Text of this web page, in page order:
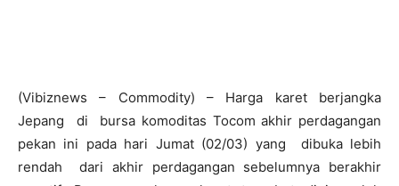
(Vibiznews – Commodity) – Harga karet berjangka
Jepang di bursa komoditas Tocom akhir perdagangan
pekan ini pada hari Jumat (02/03) yang dibuka lebih
rendah dari akhir perdagangan sebelumnya berakhir